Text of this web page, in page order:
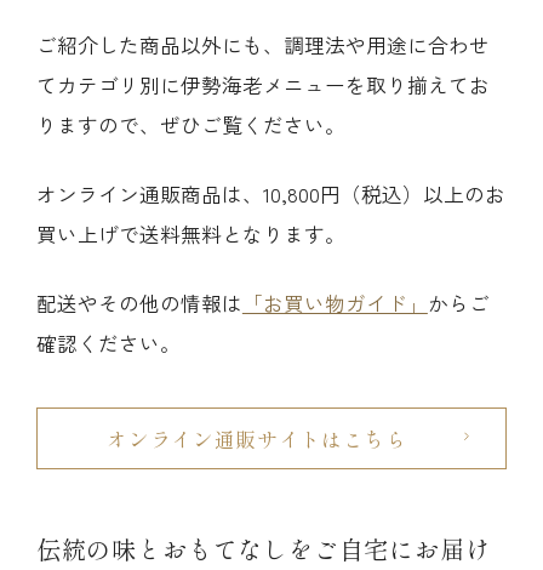
ご紹介した商品以外にも、調理法や用途に合わせ
てカテゴリ別に伊勢海老メニューを取り揃えてお
りますので、ぜひご覧ください。
オンライン通販商品は、10,800円（税込）以上のお
買い上げで送料無料となります。
配送やその他の情報は 「お買い物ガイド」 からご
確認ください。
オンライン通販サイトはこちら
伝統の味とおもてなしをご自宅にお届け